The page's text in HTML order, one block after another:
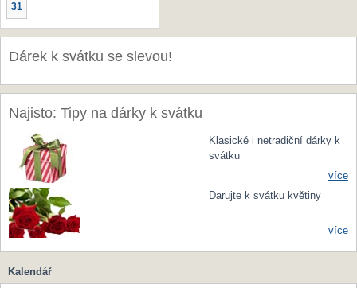
31
Dárek k svátku se slevou!
Najisto: Tipy na dárky k svátku
Klasické i netradiční dárky k
svátku
více
Darujte k svátku květiny
více
Kalendář